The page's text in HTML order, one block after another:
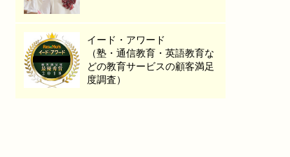
イード・アワード
（塾・通信教育・英語教育な
どの教育サービスの顧客満足
度調査）